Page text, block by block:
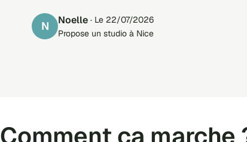
N Noelle · Le 22/07/2026
Propose un studio à Nice